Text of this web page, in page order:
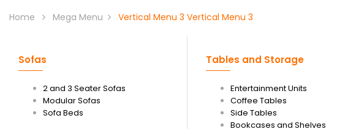
Home Mega Menu Vertical Menu 3 Vertical Menu 3
Sofas
2 and 3 Seater Sofas
Modular Sofas
Sofa Beds
Tables and Storage
Entertainment Units
Coffee Tables
Side Tables
Bookcases and Shelves